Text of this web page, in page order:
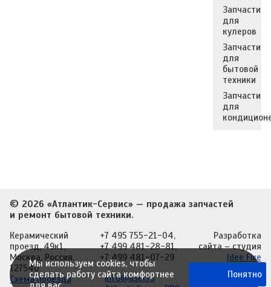
Запчасти
для
кулеров
Запчасти
для
бытовой
техники
Запчасти
для
© 2026 «Атлантик-Сервис» — продажа запчастей
и ремонт бытовой техники.
Керамический
проезд, 49к1,
Москва, Россия,
127540
Схема проезда
+7 495 755-21-04,
+7 499 481-28-81,
+7 499 481-07-29
info@aser.ru
Разработка
сайта– студия
Idee Fixe
Мы используем cookies, чтобы
сделать работу сайта комфортнее
Понятно